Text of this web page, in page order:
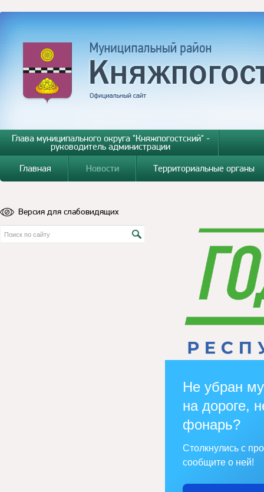
Глава муниципального округа "Княжпогостский" -
руководитель администрации
Главная
Новости Территориальные органы
Версия для слабовидящих
Не убран
на дороге,
фонарь?
Столкнулись с
сообщите о ней!